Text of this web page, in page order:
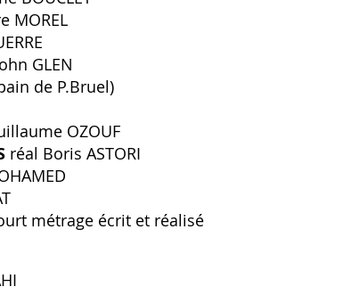
MOREL
GLEN
de P.Bruel)
OZOUF
réal Boris ASTORI
métrage écrit et réalisé